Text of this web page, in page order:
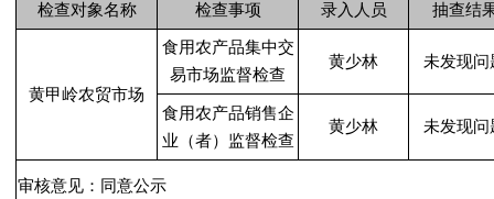
检查对象名称 检查事项 录入人员 抽查结
黄甲岭农贸市场
食用农产品集中交
易市场监督检查
黄少林 未发现问
食用农产品销售企
业（者）监督检查
黄少林 未发现问
审核意见：同意公示